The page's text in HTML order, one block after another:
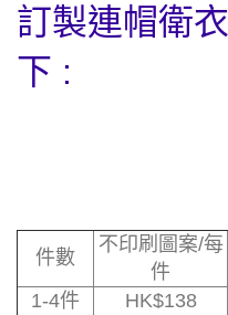
訂製連帽衛衣
下 :
件數
不印刷圖案/每
件
1-4件
HK$138